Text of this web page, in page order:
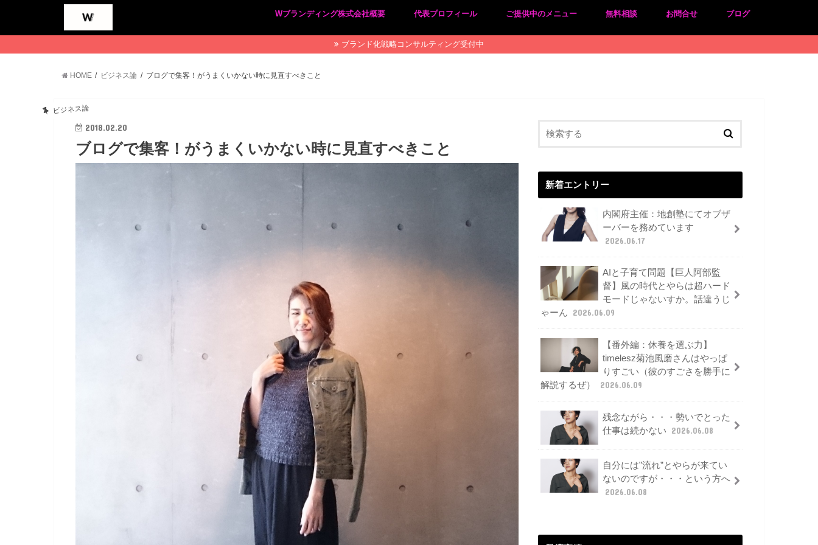
Wブランディング株式会社概要
プライバシーポリシー
特定商取引法に基づく表記
代表プロフィール ご提供中のメニュー 無料相談 お問合せ ブログ
ブランド化戦略コンサルティング受付中
HOME ビジネス論 ブログで集客！がうまくいかない時に見直すべきこと
ビジネス論
2018.02.20
ブログで集客！がうまくいかない時に見直すべきこと
新着エントリー
内閣府主催：地創塾にてオブザ
ーバーを務めています
2026.06.17
AIと子育て問題【巨人阿部監
督】風の時代とやらは超ハード
モードじゃないすか。話違うじ
ゃーん
2026.06.09
【番外編：休養を選ぶ力】
timelesz菊池風磨さんはやっぱ
りすごい（彼のすごさを勝手に
解説するぜ）
2026.06.09
残念ながら・・・勢いでとった
仕事は続かない
2026.06.08
自分には”流れ”とやらが来てい
ないのですが・・・という方へ
2026.06.08